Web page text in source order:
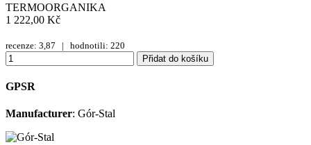
TERMOORGANIKA
1 222,00 Kč
recenze: 3,87 | hodnotili: 220
Přidat do košíku
GPSR
Manufacturer: Gór-Stal